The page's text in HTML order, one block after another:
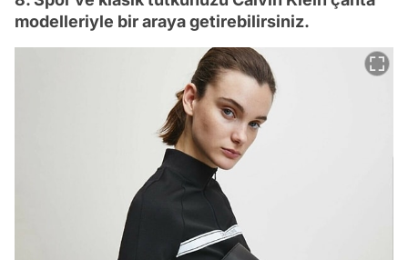
modelleriyle bir araya getirebilirsiniz.